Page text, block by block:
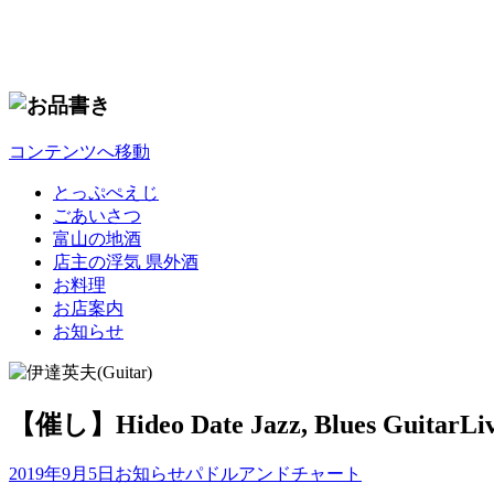
コンテンツへ移動
とっぷぺえじ
ごあいさつ
富山の地酒
店主の浮気 県外酒
お料理
お店案内
お知らせ
【催し】Hideo Date Jazz, Blues
2019年9月5日 お知らせパドルアンドチャート